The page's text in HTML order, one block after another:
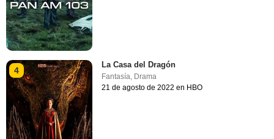
4
La Casa del Dragón
Fantasía, Drama
21 de agosto de 2022 en HBO